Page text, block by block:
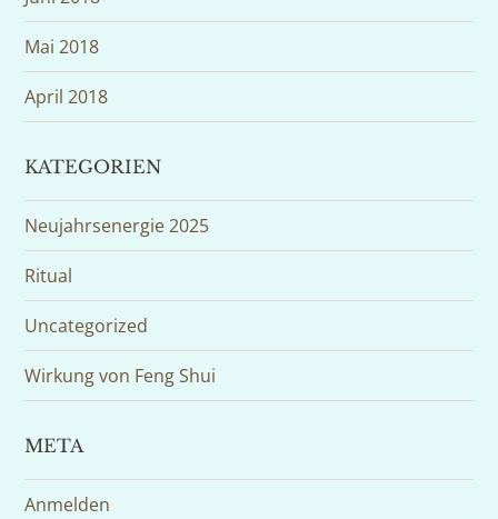
Mai 2018
April 2018
KATEGORIEN
Neujahrsenergie 2025
Ritual
Uncategorized
Wirkung von Feng Shui
META
Anmelden